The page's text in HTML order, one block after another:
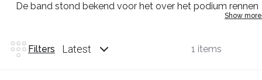
De band stond bekend voor het over het podium rennen
met kettingzagen en het vernielen van luidsprekerkasten,
van auto's live op het podium.
Als groot fan van
Wendy 0 Williams
zijn we dan ook
Show more
Filters Latest 1 items